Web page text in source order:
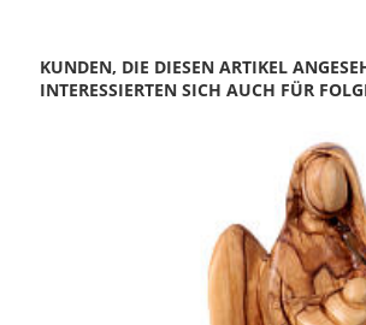
KUNDEN, DIE DIESEN ARTIKEL
INTERESSIERTEN SICH AUCH FÜR